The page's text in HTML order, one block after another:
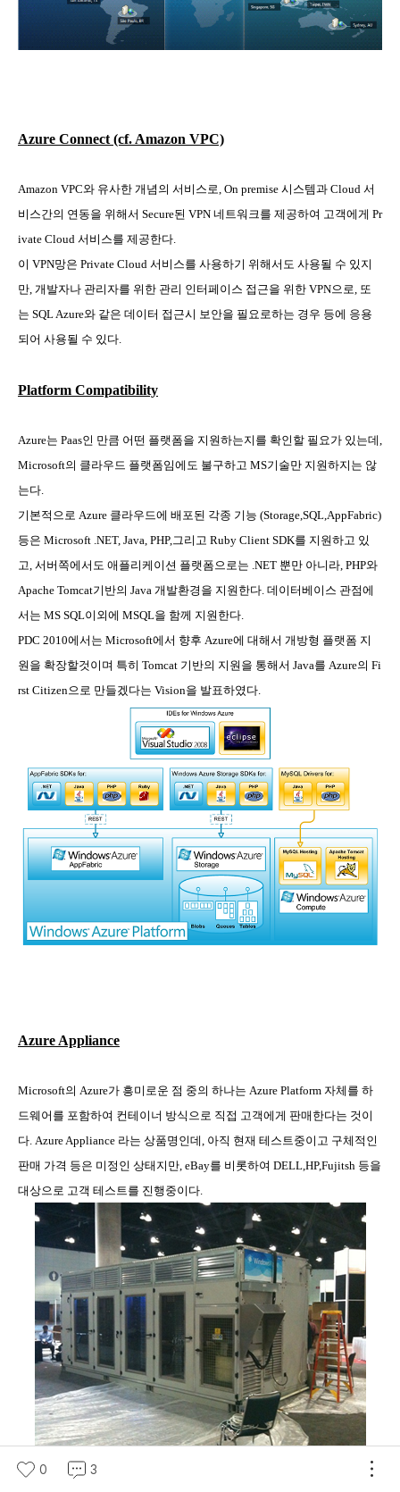
Azure Connect (cf. Amazon VPC)
Amazon VPC와 유사한 개념의 서비스로 , On premise 시스템과 Cloud 서
비스간의 연동을 위해서 Secure된 VPN 네트워크를 제공하여 고객에게 Pr
ivate Cloud 서비스를 제공한다
이 VPN망은 Private Cloud 서비스를 사용하기 위해서도 사용될 수 있지
만 개발자나 관리자를 위한 관리 인터페이스 접근을 위한 VPN으로 또
는 SQL Azure와 같은 데이터 접근시 보안을 필요로하는 경우 등에 응용
되어 사용될 수 있다
Platform Compatibility
Azure는 Paas인 만큼 어떤 플랫폼을 지원하는지를 확인할 필요가 있는데
Microsoft의 클라우드 플랫폼임에도 불구하고 MS기술만 지원하지는 않
는다
기본적으로 Azure 클라우드에 배포된 각종 기능 (Storage,SQL,AppFabric)
등은 Microsoft .NET, Java, PHP, 그리고 Ruby Client SDK를 지원하고 있
고 서버쪽에서도 애플리케이션 플랫폼으로는 .NET 뿐만 아니라 , PHP와
Apache Tomcat기반의 Java 개발환경을 지원한다 데이터베이스 관점에
서는 MS SQL이외에 MSQL을 함께 지원한다
PDC 2010에서는 Microsoft에서 향후 Azure에 대해서 개방형 플랫폼 지
원을 확장할것이며 특히 Tomcat 기반의 지원을 통해서 Java를 Azure의 Fi
rst Citizen 으로 만들겠다는 Vision을 발표하였다
Azure Appliance
Microsoft의 Azure가 흥미로운 점 중의 하나는 Azure Platform 자체를 하
드웨어를 포함하여 컨테이너 방식으로 직접 고객에게 판매한다는 것이
다. Azure Appliance 라는 상품명인데, 아직 현재 테스트중이고 구체적인
판매 가격 등은 미정인 상태지만, eBay를 비롯하여 DELL,HP,Fujitsh 등을
대상으로 고객 테스트를 진행중이다.
0 3